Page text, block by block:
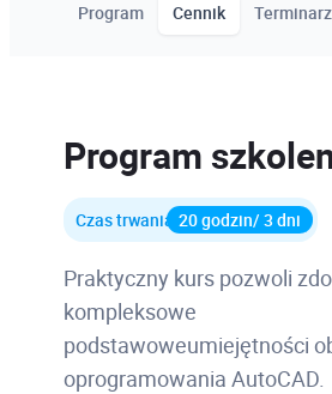
Program Cennik Terminarz
Program
Czas trwania 20 godzin/ 3 dni
Praktyczny kurs pozwoli
kompleksowe
podstawoweumiejętności
oprogramowania AutoCAD.